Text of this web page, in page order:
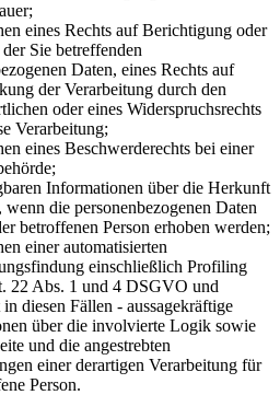
eines Rechts auf Berichtigung oder
Sie betreffenden
Daten, eines Rechts auf
der Verarbeitung durch den
oder eines Widerspruchsrechts
Verarbeitung;
eines Beschwerderechts bei einer
Informationen über die Herkunft
wenn die personenbezogenen Daten
betroffenen Person erhoben werden;
einer automatisierten
einschließlich Profiling
22 Abs. 1 und 4 DSGVO und
diesen Fällen - aussagekräftige
über die involvierte Logik sowie
und die angestrebten
einer derartigen Verarbeitung für
Person.